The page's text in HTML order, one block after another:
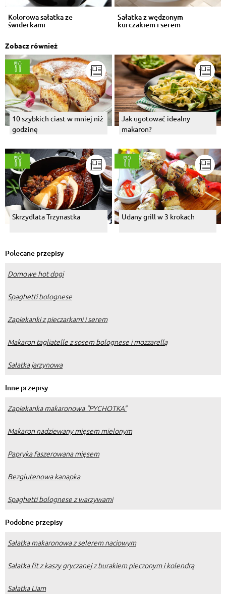
Kolorowa sałatka ze
świderkami
Sałatka z wędzonym
kurczakiem i serem
Zobacz również
10 szybkich ciast w mniej niż
godzinę
Jak ugotować idealny
makaron?
Skrzydlata Trzynastka Udany grill w 3 krokach
Polecane przepisy
Domowe hot dogi
Spaghetti bolognese
Zapiekanki z pieczarkami i serem
Makaron tagliatelle z sosem bolognese i mozzarellą
Sałatka jarzynowa
Inne przepisy
Zapiekanka makaronowa "PYCHOTKA"
Makaron nadziewany mięsem mielonym
Papryka faszerowana mięsem
Bezglutenowa kanapka
Spaghetti bolognese z warzywami
Podobne przepisy
Sałatka makaronowa z selerem naciowym
Sałatka fit z kaszy gryczanej z burakiem pieczonym i kolendrą
Sałatka Liam